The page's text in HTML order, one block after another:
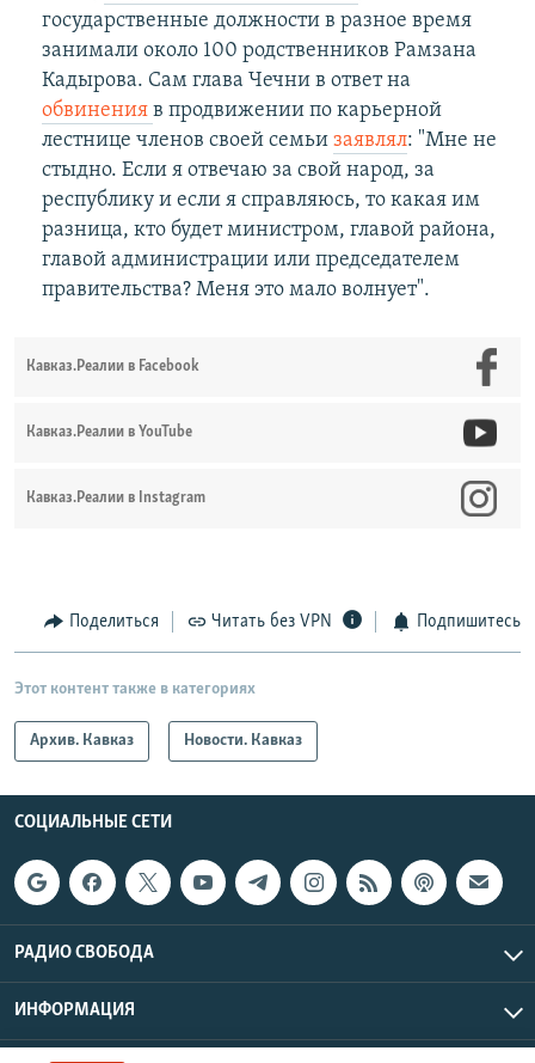
государственные должности в разное время
занимали около 100 родственников Рамзана
Кадырова. Сам глава Чечни в ответ на
обвинения в продвижении по карьерной
лестнице членов своей семьи заявлял: "Мне не
стыдно. Если я отвечаю за свой народ, за
республику и если я справляюсь, то какая им
разница, кто будет министром, главой района,
главой администрации или председателем
правительства? Меня это мало волнует".
Кавказ.Реалии в Facebook
Кавказ.Реалии в YouTube
Кавказ.Реалии в Instagram
Поделиться Читать без VPN Подпишитесь
Этот контент также в категориях
Архив. Кавказ Новости. Кавказ
СОЦИАЛЬНЫЕ СЕТИ
РАДИО СВОБОДА
ИНФОРМАЦИЯ